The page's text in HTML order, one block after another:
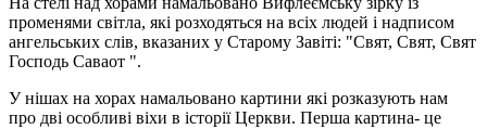
променями світла, які розходяться на всіх людей і надписом
ангельських слів, вказаних у Старому Завіті: "Свят, Свят, Свят
Господь Саваот ".
У нішах на хорах намальовано картини які розказують нам
про дві особливі віхи в історії Церкви. Перша картина- це